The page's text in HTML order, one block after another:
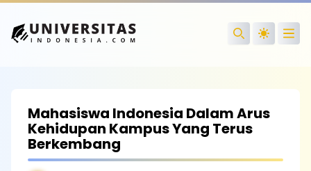
Search
Mahasiswa Indonesia Dalam Arus
Kehidupan Kampus Yang Terus
Berkembang